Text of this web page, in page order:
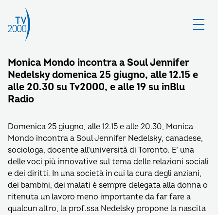
Monica Mondo incontra a Soul Jennifer
Nedelsky domenica 25 giugno, alle 12.15 e
alle 20.30 su Tv2000, e alle 19 su inBlu
Radio
Domenica 25 giugno, alle 12.15 e alle 20.30, Monica
Mondo incontra a Soul Jennifer Nedelsky, canadese,
sociologa, docente all’università di Toronto. E’ una
delle voci più innovative sul tema delle relazioni sociali
e dei diritti. In una società in cui la cura degli anziani,
dei bambini, dei malati è sempre delegata alla donna o
ritenuta un lavoro meno importante da far fare a
qualcun altro, la prof.ssa Nedelsky propone la nascita